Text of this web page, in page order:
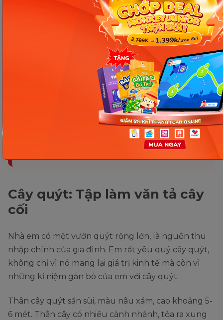
Các bài viết không thể bỏ lỡ
100+ Bài tập làm văn tả
người lớp 2-5 hay nhất
Tập làm văn lớp 5 Tả mẹ:
Hướng dẫn cách làm & Top
5 bài văn mẫu cực hay
Tổng hợp dàn ý và 100+ bài
tập làm văn tả cơn mưa lớp
5 mẫu hay có chọn lọc
Cây quýt: Tập làm văn tả cây
cối
Nhà em có một vườn quýt rộng lớn, là nguồn thu
nhập chính của gia đình. Em rất yêu quý cây quýt,
không chỉ vì nó mang lại giá trị kinh tế mà còn vì
những kỉ niệm gắn bó của em với cây quýt.
Thân cây quýt sần sùi, màu nâu xám, cao khoảng 5-
6 mét. Thân cây có nhiều cành nhánh, tỏa ra xung